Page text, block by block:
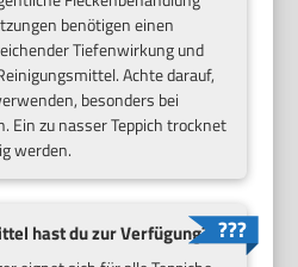
benötigen einen
Tiefenwirkung und
Achte darauf,
besonders bei
Ein zu nasser Teppich trocknet
werden.
hast du zur Verfügung?